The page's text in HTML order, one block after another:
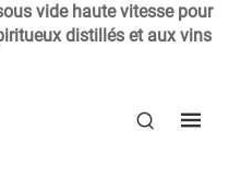
vide haute vitesse pour
distillés et aux vins